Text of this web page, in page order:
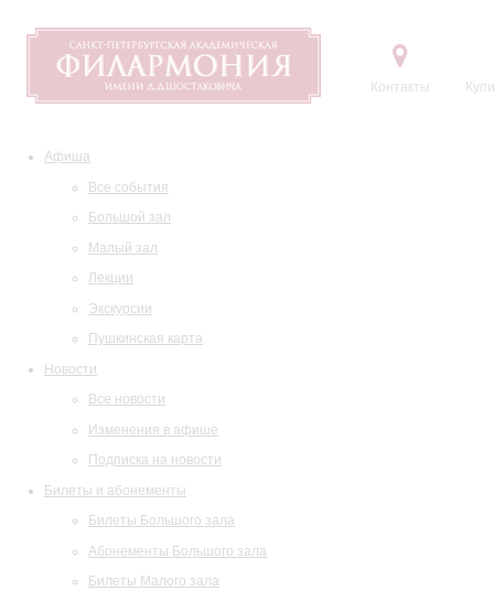
Контакты
Афиша
Все события
Большой зал
Малый зал
Лекции
Экскурсии
Пушкинская карта
Новости
Все новости
Изменения в афише
Подписка на новости
Билеты и абонементы
Билеты Большого зала
Абонементы Большого зала
Билеты Малого зала